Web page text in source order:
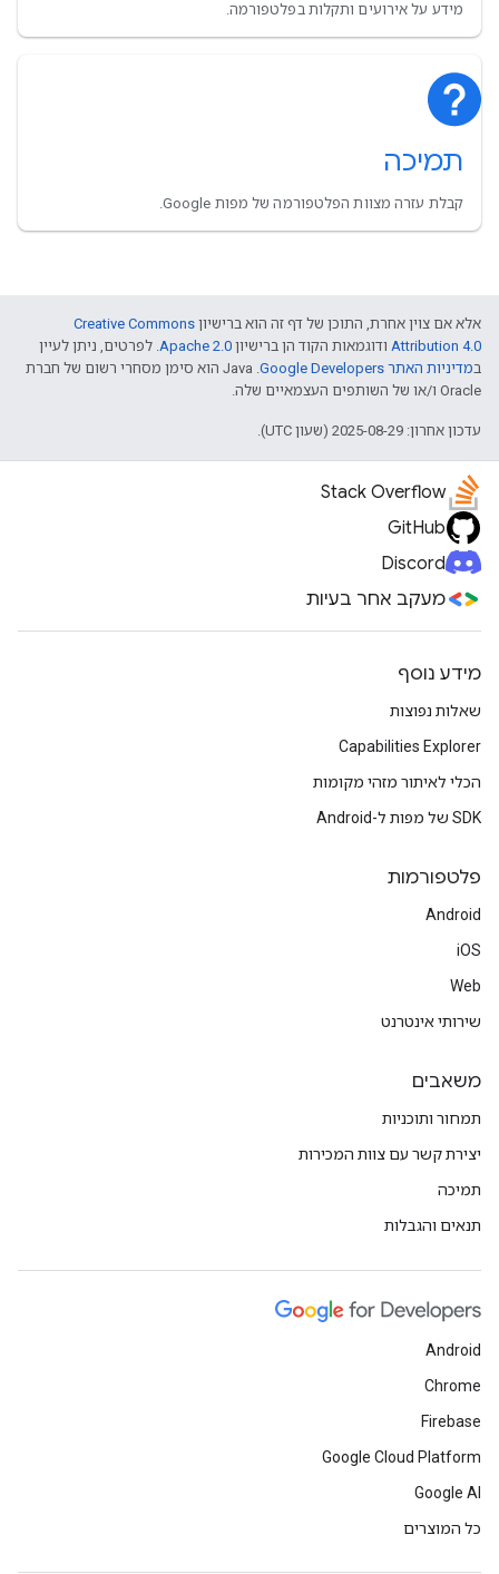
מידע על אירועים ותקלות בפלטפורמה.
תמיכה
קבלת עזרה מצוות הפלטפורמה של מפות Google.
אלא אם צוין אחרת, התוכן של דף זה הוא ברישיון Creative Commons
Attribution 4.0 ודוגמאות הקוד הן ברישיון Apache 2.0. לפרטים, ניתן לעיין
במדיניות האתר Google Developers‏
.‏ Java הוא סימן מסחרי רשום של חברת
Oracle ו/או של השותפים העצמאיים שלה.
עדכון אחרון: 2025-08-29 (שעון UTC).
Stack Overflow
GitHub
Discord
מעקב אחר בעיות
מידע נוסף
שאלות נפוצות
Capabilities Explorer
הכלי לאיתור מזהי מקומות
SDK של מפות ל-Android
פלטפורמות
Android
iOS
Web
שירותי אינטרנט
משאבים
תמחור ותוכניות
יצירת קשר עם צוות המכירות
תמיכה
תנאים והגבלות
Android
Chrome
Firebase
Google Cloud Platform
Google AI
כל המוצרים